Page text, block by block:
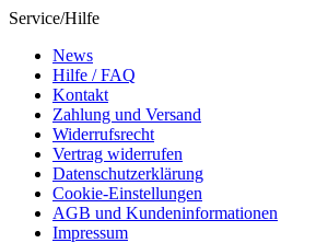
Service/Hilfe
News
Hilfe / FAQ
Kontakt
Zahlung und Versand
Widerrufsrecht
Vertrag widerrufen
Datenschutzerklärung
Cookie-Einstellungen
AGB und Kundeninformationen
Impressum